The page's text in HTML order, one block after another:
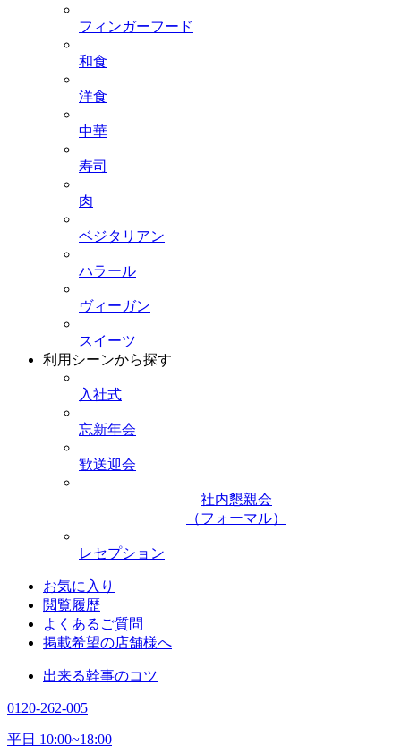
フィンガーフード
和食
洋食
中華
寿司
肉
ベジタリアン
ハラール
ヴィーガン
スイーツ
利用シーンから探す
入社式
忘新年会
歓送迎会
社内懇親会
（フォーマル）
レセプション
お気に入り
閲覧履歴
よくあるご質問
掲載希望の店舗様へ
出来る幹事のコツ
0120-262-005
平日 10:00~18:00